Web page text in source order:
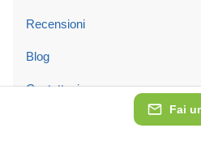
Fai
Recensioni
Blog
Contattaci